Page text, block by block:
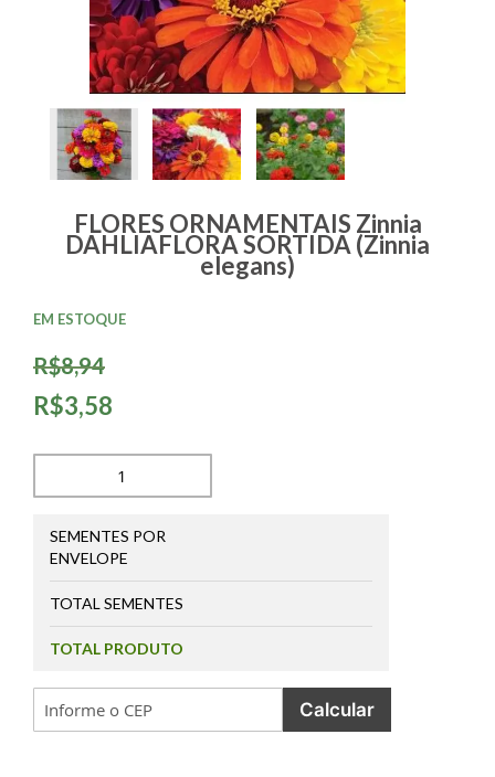
FLORES ORNAMENTAIS Zinnia
DAHLIAFLORA SORTIDA (Zinnia
elegans)
R$8,94
R$3,58
EM ESTOQUE
SEMENTES POR
ENVELOPE
TOTAL SEMENTES
TOTAL PRODUTO
Calcular